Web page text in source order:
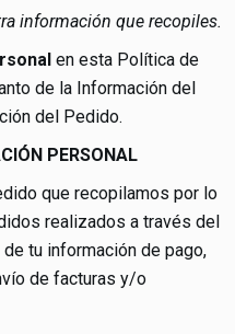
información que recopiles.
en esta Política de
de la Información del
del Pedido.
PERSONAL
que recopilamos por lo
realizados a través del
tu información de pago,
de facturas y/o